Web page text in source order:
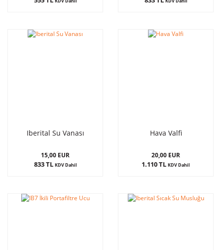
Iberital Su Vanası
15,00 EUR
833 TL KDV Dahil
Hava Valfi
20,00 EUR
1.110 TL KDV Dahil